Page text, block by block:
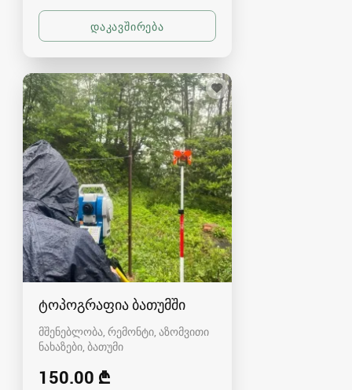
ტოპოგრაფია ბათუმში
მშენებლობა, რემონტი, აზომვითი
ნახაზები ბათუმი
150.00 ₾